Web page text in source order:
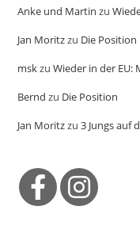
Anke und Martin zu
Jan Moritzzu Die Position
mskzuWieder in der EU:
Bernd zu Die Position
Jan Moritzzu3 Jungs auf